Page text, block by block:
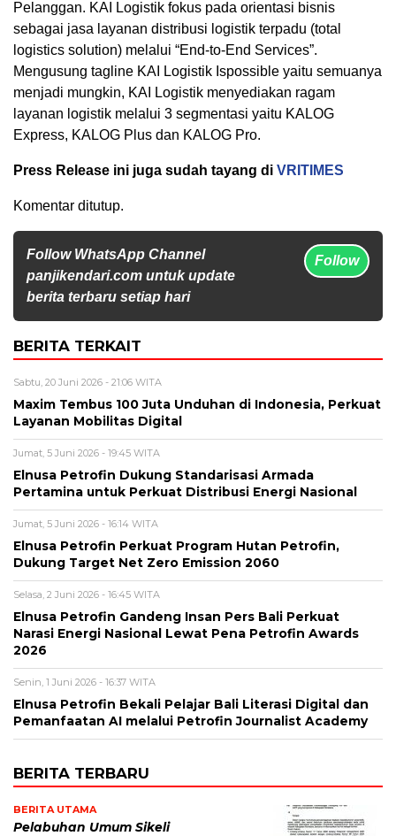
Pelanggan. KAI Logistik fokus pada orientasi bisnis
sebagai jasa layanan distribusi logistik terpadu (total
logistics solution) melalui “End-to-End Services”.
Mengusung tagline KAI Logistik Ispossible yaitu semuanya
menjadi mungkin, KAI Logistik menyediakan ragam
layanan logistik melalui 3 segmentasi yaitu KALOG
Express, KALOG Plus dan KALOG Pro.
Press Release ini juga sudah tayang di VRITIMES
Komentar ditutup.
Follow WhatsApp Channel
panjikendari.com untuk update
berita terbaru setiap hari
Follow
BERITA TERKAIT
Sabtu, 20 Juni 2026 - 21:06 WITA
Maxim Tembus 100 Juta Unduhan di Indonesia, Perkuat
Layanan Mobilitas Digital
Jumat, 5 Juni 2026 - 19:45 WITA
Elnusa Petrofin Dukung Standarisasi Armada
Pertamina untuk Perkuat Distribusi Energi Nasional
Jumat, 5 Juni 2026 - 16:14 WITA
Elnusa Petrofin Perkuat Program Hutan Petrofin,
Dukung Target Net Zero Emission 2060
Selasa, 2 Juni 2026 - 16:45 WITA
Elnusa Petrofin Gandeng Insan Pers Bali Perkuat
Narasi Energi Nasional Lewat Pena Petrofin Awards
2026
Senin, 1 Juni 2026 - 16:37 WITA
Elnusa Petrofin Bekali Pelajar Bali Literasi Digital dan
Pemanfaatan AI melalui Petrofin Journalist Academy
BERITA TERBARU
BERITA UTAMA
Pelabuhan Umum Sikeli